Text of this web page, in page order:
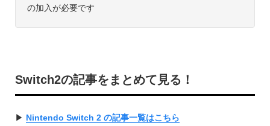
の加入が必要です
Switch2の記事をまとめて見る！
▶︎ Nintendo Switch 2 の記事一覧はこちら